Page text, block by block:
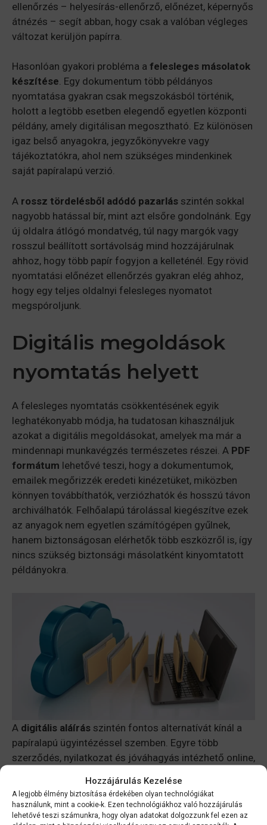
Hozzájárulás Kezelése
A legjobb élmény biztosítása érdekében olyan technológiákat
használunk, mint a cookie-k. Ezen technológiákhoz való hozzájárulás
lehetővé teszi számunkra, hogy olyan adatokat dolgozzunk fel ezen az
ellenőrzés – helyesírás-ellenőrző, előnézet, képernyős
átnézés – segít abban, hogy csak a valóban végleges
változat kerüljön papírra.
Hasonlóan gyakori probléma a felesleges másolatok
készítése. Egy dokumentum több példányos
nyomtatása gyakran csak megszokásból történik,
holott a legtöbb esetben elegendő egyetlen központi
példány, amely digitálisan megosztható. Ez különösen
igaz belső anyagokra, jegyzőkönyvekre vagy
tájékoztatókra, ahol nem szükséges mindenkinek
saját papíralapú verzió.
A rossz tördelésből adódó pazarlás szintén sokkal
nagyobb hatással bír, mint azt elsőre gondolnánk. Egy
új oldalra átlógó mondatvég, túl nagy margók vagy
rosszul beállított sortávolság mind hozzájárulnak
ahhoz, hogy több papír fogyjon a kelleténél. Egy rövid
nyomtatási előnézet ellenőrzés gyakran elég ahhoz,
hogy egy teljes oldalnyi felesleges nyomatot
megspóroljunk.
Digitális megoldások
nyomtatás helyett
A felesleges nyomtatás csökkentésének egyik
leghatékonyabb módja, ha tudatosan kihasználjuk
azokat a digitális megoldásokat, amelyek ma már a
mindennapi munkavégzés természetes részei. A PDF
formátum lehetővé teszi, hogy a dokumentumok,
emailek megőrizzék eredeti kinézetüket, miközben
könnyen továbbíthatók, verziózhatók és hosszú távon
archiválhatók. Felhőalapú tárolással kiegészítve ezek
az anyagok nem egyetlen számítógépen gyűlnek,
hanem biztonságosan elérhetők több eszközről is, így
nincs szükség biztonsági másolatként kinyomtatott
példányokra.
A digitális aláírás szintén fontos alternatívát kínál a
papíralapú ügyintézéssel szemben. Egyre több
szerződés, nyilatkozat és jóváhagyás intézhető online,
csökkenti a nyomtatás–szkennelés–újranyomtatás
körforgását is. Az e-aláírás ráadásul visszakövethető,
biztonságos, és sok esetben jogilag is teljes értékű